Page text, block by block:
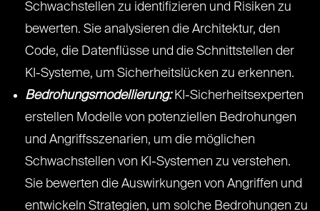
Schwachstellen zu identifizieren und Risiken zu
bewerten. Sie analysieren die Architektur, den
Code, die Datenflüsse und die Schnittstellen der
KI-Systeme, um Sicherheitslücken zu erkennen.
Bedrohungsmodellierung:KI-Sicherheitsexperten
erstellen Modelle von potenziellen Bedrohungen
und Angriffsszenarien, um die möglichen
Schwachstellen von KI-Systemen zu verstehen.
Sie bewerten die Auswirkungen von Angriffen und
entwickeln Strategien, um solche Bedrohungen zu